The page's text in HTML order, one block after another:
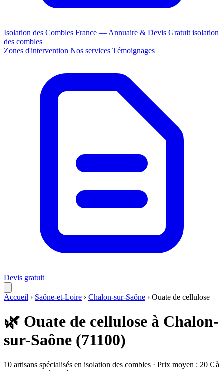
Isolation des Combles France — Annuaire & Devis Gratuit isolation
des combles
Zones d'intervention Nos services Témoignages
Devis gratuit
Accueil › Saône-et-Loire › Chalon-sur-Saône › Ouate de cellulose
🌿 Ouate de cellulose à Chalon-
sur-Saône (71100)
10 artisans spécialisés en isolation des combles · Prix moyen : 20 € à